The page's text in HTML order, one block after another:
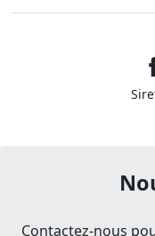
Contactez-nous